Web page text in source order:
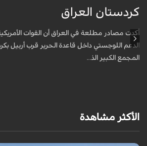
كردستان العراق
أكدت مصادر مطلعة في العراق أن القوات
الدعم اللوجستي داخل قاعدة الحرير قرب أربيل
المجمع الكبير الذ...
الأكثر مشاهدة